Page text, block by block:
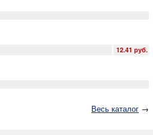
12.41 руб.
Весь каталог →